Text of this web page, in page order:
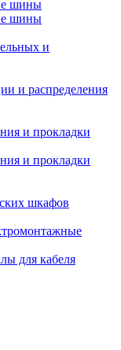
шины
шины
и
и распределения
и прокладки
и прокладки
шкафов
для кабеля